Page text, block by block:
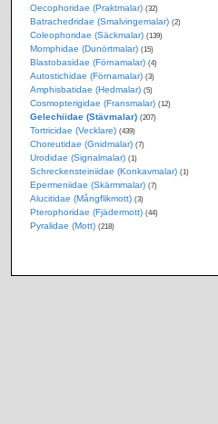
Oecophoridae (Praktmalar) (32)
Batrachedridae (Smalvingemalar) (2)
Coleophoridae (Säckmalar) (139)
Momphidae (Dunörtmalar) (15)
Blastobasidae (Förnamalar) (4)
Autostichidae (Förnamalar) (3)
Amphisbatidae (Hedmalar) (5)
Cosmopterigidae (Fransmalar) (12)
Gelechiidae (Stävmalar) (207)
Tortricidae (Vecklare) (439)
Choreutidae (Gnidmalar) (7)
Urodidae (Signalmalar) (1)
Schreckensteiniidae (Konkavmalar) (1)
Epermeniidae (Skärmmalar) (7)
Alucitidae (Mångflikmott) (3)
Pterophoridae (Fjädermott) (44)
Pyralidae (Mott) (218)